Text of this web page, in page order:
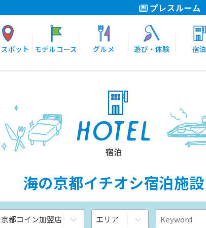
プレスルーム
ポット モデルコース グルメ 遊び・体験 宿泊
海の京都イチオシ宿泊施設